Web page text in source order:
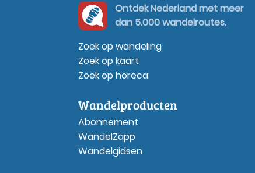
Ontdek Nederland met meer
dan 5.000 wandelroutes.
Zoek op wandeling
Zoek op kaart
Zoek op horeca
Wandelproducten
Abonnement
WandelZapp
Wandelgidsen